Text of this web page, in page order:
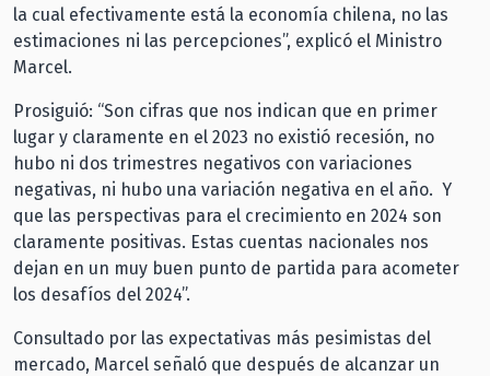
la cual efectivamente está la economía chilena, no las
estimaciones ni las percepciones”, explicó el Ministro
Marcel.
Prosiguió: “Son cifras que nos indican que en primer
lugar y claramente en el 2023 no existió recesión, no
hubo ni dos trimestres negativos con variaciones
negativas, ni hubo una variación negativa en el año. Y
que las perspectivas para el crecimiento en 2024 son
claramente positivas. Estas cuentas nacionales nos
dejan en un muy buen punto de partida para acometer
los desafíos del 2024”.
Consultado por las expectativas más pesimistas del
mercado, Marcel señaló que después de alcanzar un